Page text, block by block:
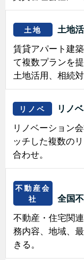
土地
土地
賃貸アパート建
て複数プランを提
土地活用、相続
リノベ
リノ
リノベーション
ッチした複数の
合わせ。
不動産会
社
全国
不動産・住宅関
務内容、地域、
きる。